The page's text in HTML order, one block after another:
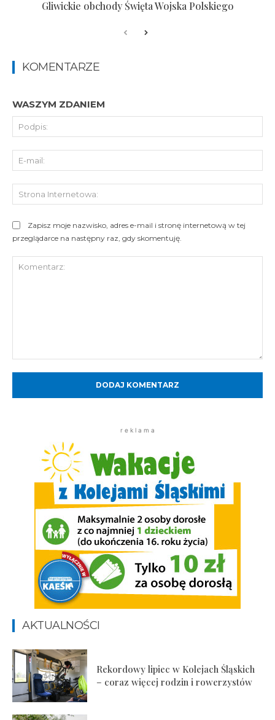
Gliwickie obchody Święta Wojska Polskiego
KOMENTARZE
WASZYM ZDANIEM
Zapisz moje nazwisko, adres e-mail i stronę internetową w tej
przeglądarce na następny raz, gdy skomentuję.
r e k l a m a
AKTUALNOŚCI
Rekordowy lipiec w Kolejach Śląskich
– coraz więcej rodzin i rowerzystów